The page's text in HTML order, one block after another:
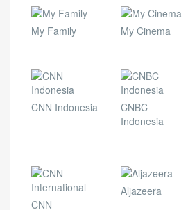
My Family
My Cinema
CNN Indonesia
CNBC
Indonesia
CNN
Aljazeera